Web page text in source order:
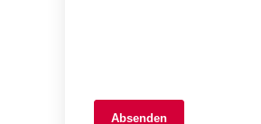
Absenden